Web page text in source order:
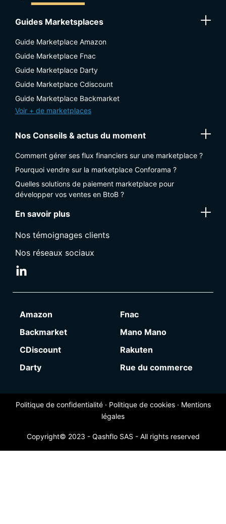
Guides Marketsplaces
Guide Marketplace Amazon
Guide Marketplace Fnac
Guide Marketplace Darty
Guide Marketplace Cdiscount
Guide Marketplace Backmarket
Voir + de marketplaces
Nos Conseils & actus du moment
Comment gérer ses flux financiers sur une marketplace ?
Pourquoi vendre sur la marketplace Conforama ?
Quelles solutions de paiement marketplace pour
développer vos ventes en BtoB ?
En savoir plus
Nos témoignages clients
Nos réseaux sociaux
Amazon
Fnac
Backmarket
Mano Mano
CDiscount
Rakuten
Darty
Rue du commerce
Politique de confidentialité· Politique de cookies· Mentions
légales
Copyright© 2023 - Qashflo SAS - All rights reserved